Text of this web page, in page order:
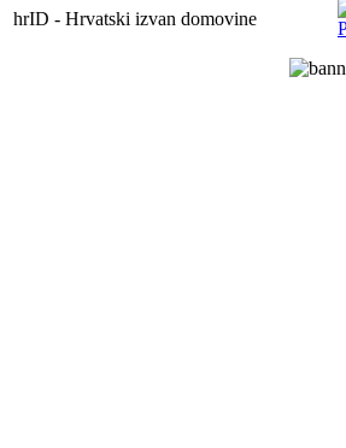
hrID - Hrvatski izvan domovine